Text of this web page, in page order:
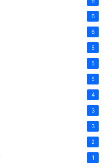
6
6
5
5
5
4
3
3
2
1